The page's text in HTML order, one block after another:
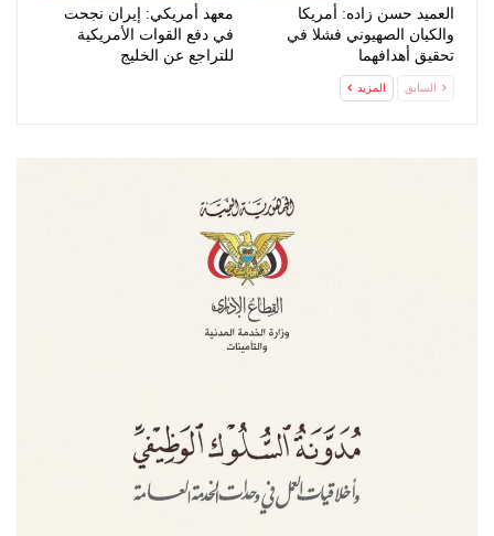
العميد حسن زاده: أمريكا
والكيان الصهيوني فشلا في
تحقيق أهدافهما
معهد أمريكي: إيران نجحت
في دفع القوات الأمريكية
للتراجع عن الخليج
السابق المزيد